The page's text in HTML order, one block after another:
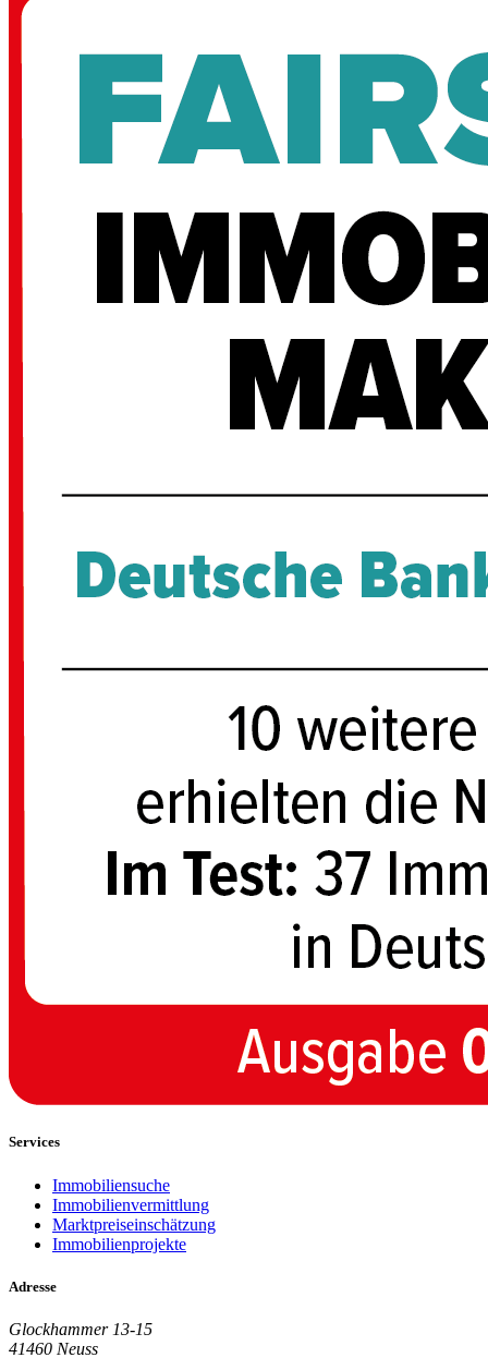
Services
Immobiliensuche
Immobilienvermittlung
Marktpreiseinschätzung
Immobilienprojekte
Adresse
Glockhammer 13-15
41460 Neuss